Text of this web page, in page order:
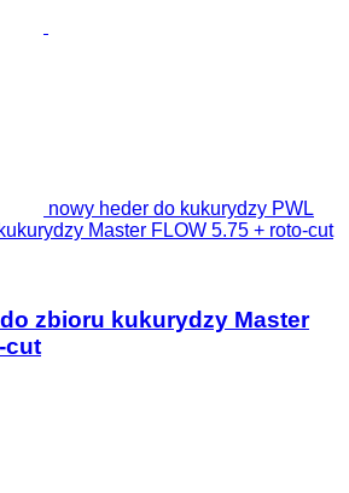
nowy heder do kukurydzy PWL
Master FLOW 5.75 + roto-cut
zbioru kukurydzy Master
cut